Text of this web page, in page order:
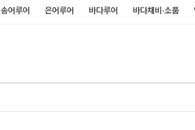
송어루어 은어루어 바다루어 바다채비·소품